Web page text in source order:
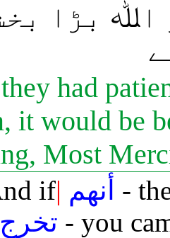
اﷲ بڑا
had
it would be
Most
if| أنهم -
تخرج - you